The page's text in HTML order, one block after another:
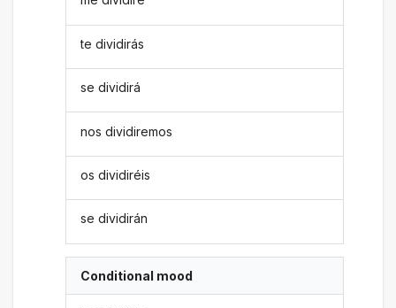
te dividirás
se dividirá
nos dividiremos
os dividiréis
se dividirán
Conditional mood